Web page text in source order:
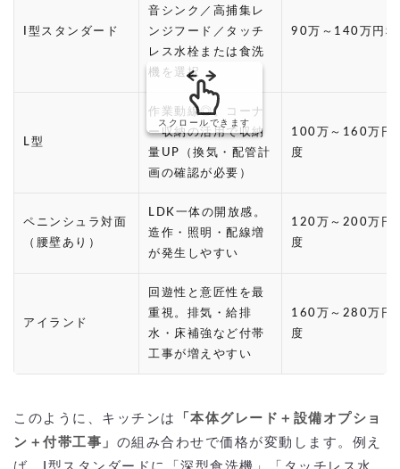
I型スタンダード
音シンク／高捕集レ
ンジフード／タッチ
レス水栓または食洗
機を選択
90万～140万円程
L型
作業動線◎。コーナ
ー収納の活用で収納
量UP（換気・配管計
画の確認が必要）
100万～160万円
度
ペニンシュラ対面
（腰壁あり）
LDK一体の開放感。
造作・照明・配線増
が発生しやすい
120万～200万円
度
アイランド
回遊性と意匠性を最
重視。排気・給排
水・床補強など付帯
工事が増えやすい
160万～280万円
度
スクロールできます
このように、キッチンは
「本体グレード＋設備オプショ
ン＋付帯工事」 の組み合わせで価格が変動します。例え